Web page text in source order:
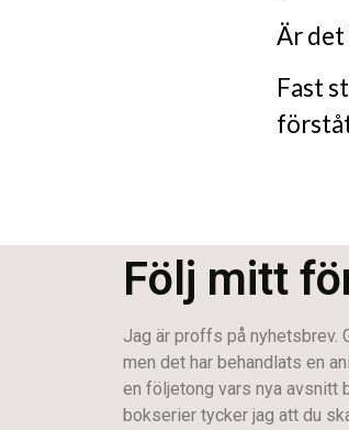
Är det
Fast
Följ mitt
Jag är proffs på nyhetsbrev.
men det har behandlats en
en följetong vars nya avsnitt
bokserier tycker jag att du